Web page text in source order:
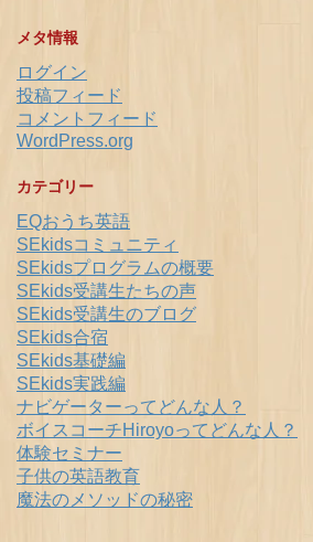
メタ情報
ログイン
投稿フィード
コメントフィード
WordPress.org
カテゴリー
EQおうち英語
SEkidsコミュニティ
SEkidsプログラムの概要
SEkids受講生たちの声
SEkids受講生のブログ
SEkids合宿
SEkids基礎編
SEkids実践編
ナビゲーターってどんな人？
ボイスコーチHiroyoってどんな人？
体験セミナー
子供の英語教育
魔法のメソッドの秘密